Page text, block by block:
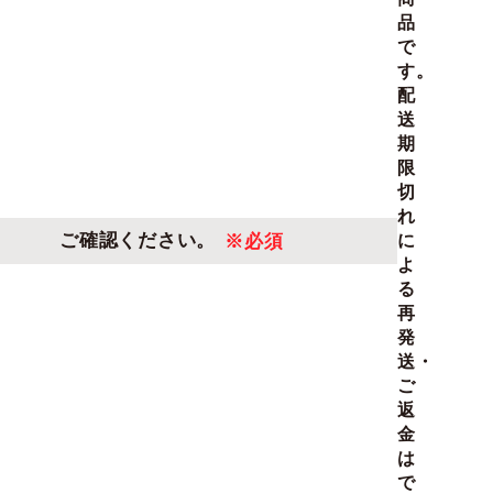
ご確認ください。 ※必須
品
で
す。
配
送
期
限
切
れ
に
よ
る
再
発
送・
ご
返
金
は
で